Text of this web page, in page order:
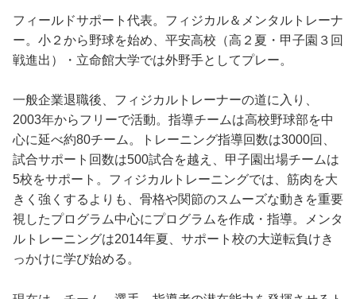
フィールドサポート代表。フィジカル＆メンタルトレーナ
ー。 小２から野球を始め、平安高校（高２夏・甲子園３回
戦進出）・立命館大学では外野手としてプレー。
一般企業退職後、フィジカルトレーナーの道に入り、
2003年からフリーで活動。 指導チームは高校野球部を中
心に延べ約80チーム。トレーニング指導回数は3000回、
試合サポート回数は500試合を越え、甲子園出場チームは
5校をサポート。 フィジカルトレーニングでは、筋肉を大
きく強くするよりも、骨格や関節のスムーズな動きを重要
視したプログラム中心にプログラムを作成・指導。 メンタ
ルトレーニングは2014年夏、サポート校の大逆転負けき
っかけに学び始める。